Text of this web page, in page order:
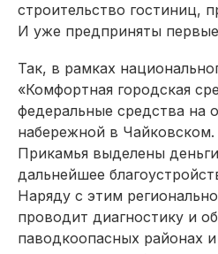
строительство гостиниц,
И уже предприняты
Так, в рамках
«Комфортная городская
федеральные средства на
набережной в
Прикамья выделены
дальнейшее
Наряду с этим
проводит диагностику и
паводкоопасных районах и